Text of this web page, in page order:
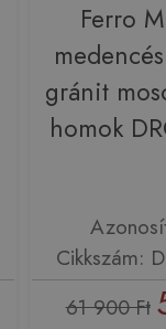
Ferro
gránit
homok
Cikkszám:
61 900 Ft